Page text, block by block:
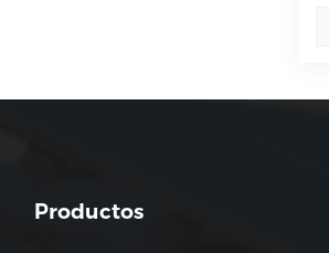
Productos